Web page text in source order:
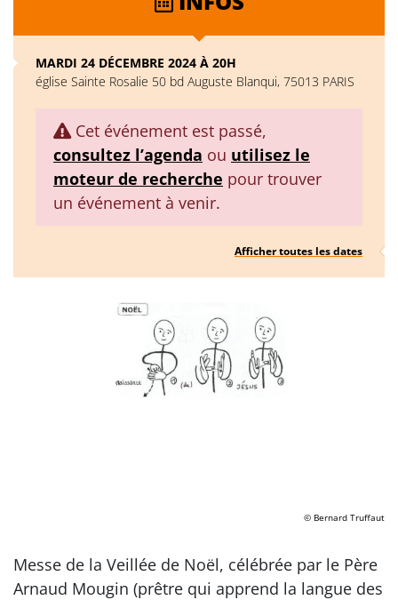
MARDI 24 DÉCEMBRE 2024 À 20H
église Sainte Rosalie 50 bd Auguste Blanqui, 75013 PARIS
Cet événement est passé,
consultez l’agenda ou utilisez le
moteur de recherche pour trouver
un événement à venir.
Afficher toutes les dates
© Bernard Truffaut
Messe de la Veillée de Noël, célébrée par le Père
Arnaud Mougin (prêtre qui apprend la langue des